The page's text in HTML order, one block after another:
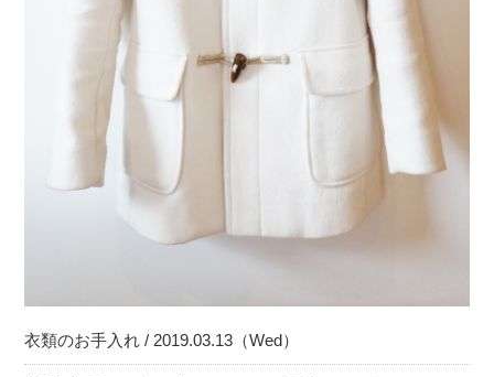
衣類のお手入れ / 2019.03.13（Wed）